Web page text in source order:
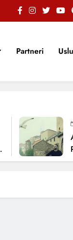
Partneri